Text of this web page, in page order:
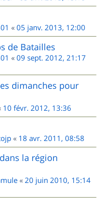
« 05 janv. 2013, 12:00
de Batailles
« 09 sept. 2012, 21:17
dimanches pour
10 févr. 2012, 13:36
« 18 avr. 2011, 08:58
la région
« 20 juin 2010, 15:14